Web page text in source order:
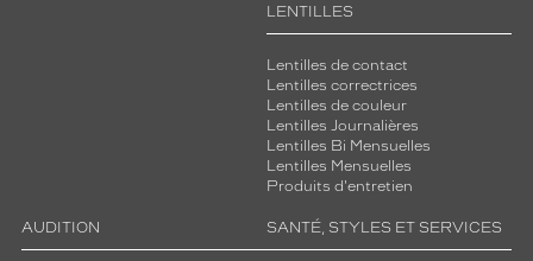
LENTILLES
Lentilles de contact
Lentilles correctrices
Lentilles de couleur
Lentilles Journalières
Lentilles Bi Mensuelles
Lentilles Mensuelles
Produits d'entretien
AUDITION SANTÉ, STYLES ET SERVICES